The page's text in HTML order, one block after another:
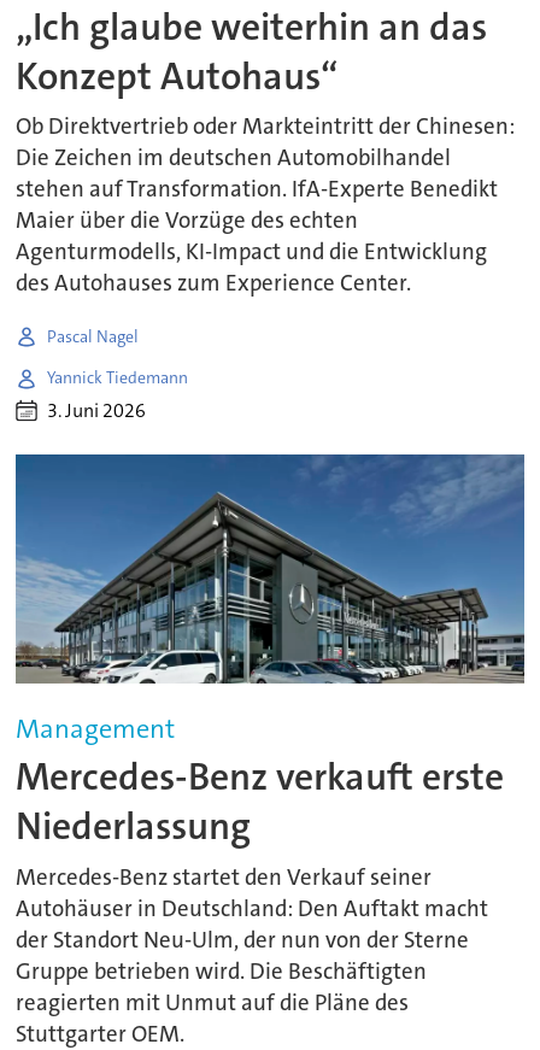
„Ich glaube weiterhin an das
Konzept Autohaus“
Ob Direktvertrieb oder Markteintritt der Chinesen:
Die Zeichen im deutschen Automobilhandel
stehen auf Transformation. IfA-Experte Benedikt
Maier über die Vorzüge des echten
Agenturmodells, KI-Impact und die Entwicklung
des Autohauses zum Experience Center.
Pascal Nagel
Yannick Tiedemann
3. Juni 2026
Management
Mercedes-Benz verkauft erste
Niederlassung
Mercedes-Benz startet den Verkauf seiner
Autohäuser in Deutschland: Den Auftakt macht
der Standort Neu-Ulm, der nun von der Sterne
Gruppe betrieben wird. Die Beschäftigten
reagierten mit Unmut auf die Pläne des
Stuttgarter OEM.